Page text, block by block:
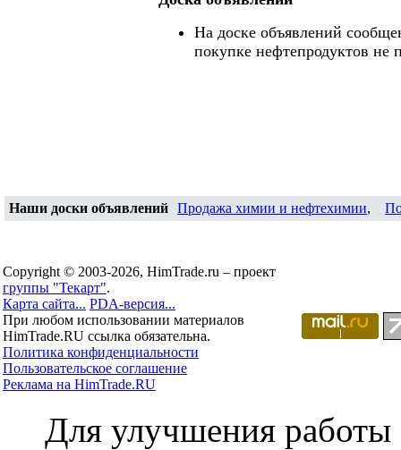
На доске объявлений
покупке нефтепродуктов не
Наши доски объявлений Продажа химии и нефтехимии,
Copyright © 2003-2026, HimTrade.ru – проект
группы "Текарт".
Карта сайта... PDA-версия...
При любом использовании материалов
HimTrade.RU ссылка обязательна.
Политика конфиденциальности
Пользовательское соглашение
Реклама на HimTrade.RU
Для улучшения работы